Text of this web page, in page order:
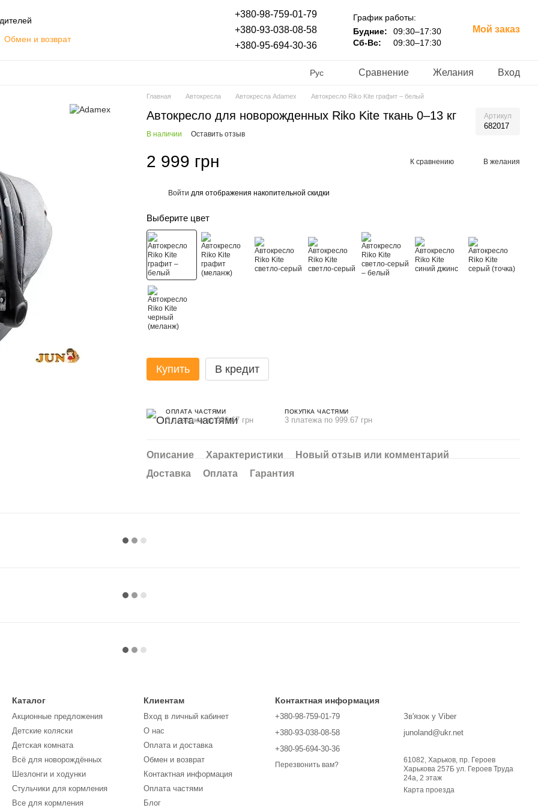
Обмен и возврат
+380-98-759-01-79
+380-93-038-08-58
+380-95-694-30-36
График работы:
Будние:
09:30–17:30
Сб-Вс:
09:30–17:30
Мой заказ
Рус Сравнение Желания Вход
Главная Автокресла Автокресла Adamex Автокресло Riko Kite графит – белый
Автокресло для новорожденных Riko Kite ткань 0–13 кг Артикул
682017
В наличии Оставить отзыв
2 999 грн К сравнению В желания
Войти для отображения накопительной скидки
Выберите цвет
Купить В кредит
ОПЛАТА ЧАСТЯМИ
3 платежа по 999.67 грн
ПОКУПКА ЧАСТЯМИ
3 платежа по 999.67 грн
Описание Характеристики
Новый отзыв или комментарий
Доставка
Оплата Гарантия
Каталог
Акционные предложения
Детские коляски
Детская комната
Всё для новорождённых
Шезлонги и ходунки
Стульчики для кормления
Все для кормления
Клиентам
Вход в личный кабинет
О нас
Оплата и доставка
Обмен и возврат
Контактная информация
Оплата частями
Блог
Контактная информация
+380-98-759-01-79
+380-93-038-08-58
+380-95-694-30-36
Перезвонить вам?
Зв'язок у Viber
junoland@ukr.net
61082, Харьков, пр. Героев
Харькова 257Б ул. Героев Труда
24а, 2 этаж
Карта проезда